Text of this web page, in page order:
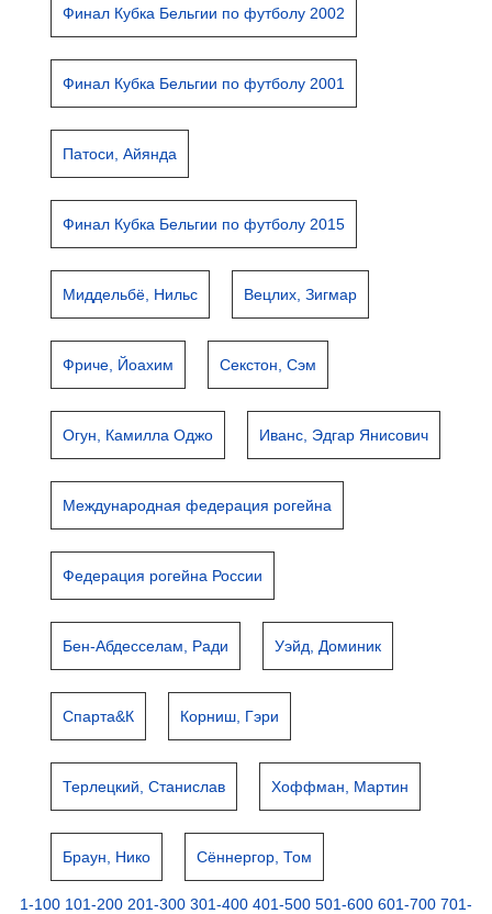
Финал Кубка Бельгии по футболу 2002
Финал Кубка Бельгии по футболу 2001
Патоси, Айянда
Финал Кубка Бельгии по футболу 2015
Миддельбё, Нильс Вецлих, Зигмар
Фриче, Йоахим Секстон, Сэм
Огун, Камилла Оджо Иванс, Эдгар Янисович
Международная федерация рогейна
Федерация рогейна России
Бен-Абдесселам, Ради Уэйд, Доминик
Спарта&К Корниш, Гэри
Терлецкий, Станислав Хоффман, Мартин
Браун, Нико Сённергор, Том
1-100 101-200 201-300 301-400 401-500 501-600 601-700 701-